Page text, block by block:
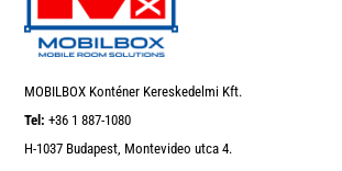
MOBILBOX Konténer Kereskedelmi Kft.
Tel: +36 1 887-1080
H-1037 Budapest, Montevideo utca 4.